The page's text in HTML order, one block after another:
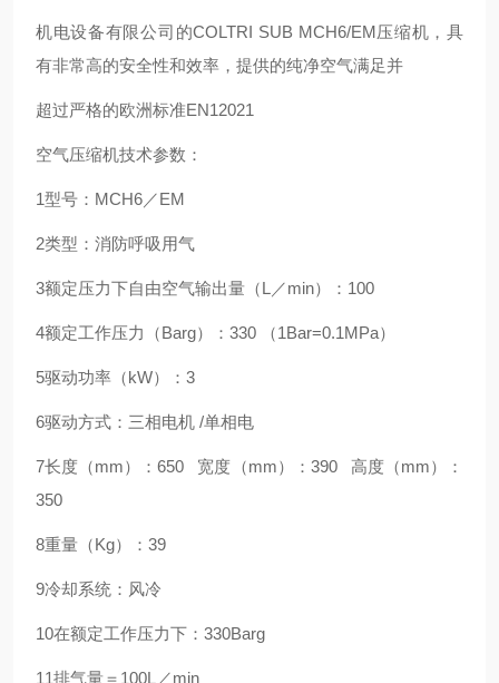
机电设备有限公司的COLTRI SUB MCH6/EM压缩机，具
有非常高的安全性和效率，提供的纯净空气满足并
超过严格的欧洲标准EN12021
空气压缩机技术参数：
1型号：MCH6／EM
2类型：消防呼吸用气
3额定压力下自由空气输出量（L／min）：100
4额定工作压力（Barg）：330 （1Bar=0.1MPa）
5驱动功率（kW）：3
6驱动方式：三相电机 /单相电
7长度（mm）：650 宽度（mm）：390 高度（mm）：
350
8重量（Kg）：39
9冷却系统：风冷
10在额定工作压力下：330Barg
11排气量＝100L／min